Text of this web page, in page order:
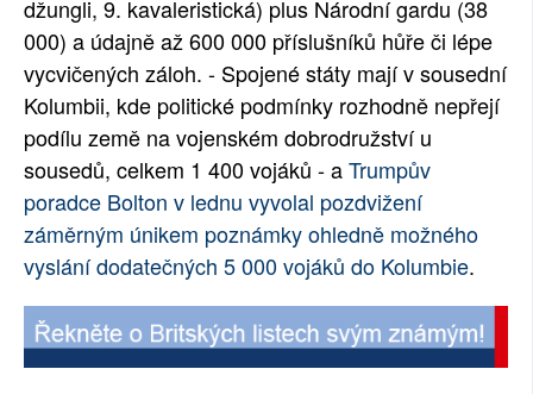
džungli, 9. kavaleristická) plus Národní gardu (38
000) a údajně až 600 000 příslušníků hůře či lépe
vycvičených záloh. - Spojené státy mají v sousední
Kolumbii, kde politické podmínky rozhodně nepřejí
podílu země na vojenském dobrodružství u
sousedů, celkem 1 400 vojáků - aTrumpův
poradce Bolton v lednu vyvolal pozdvižení
záměrným únikem poznámky ohledně možného
vyslání dodatečných 5 000 vojáků do Kolumbie.